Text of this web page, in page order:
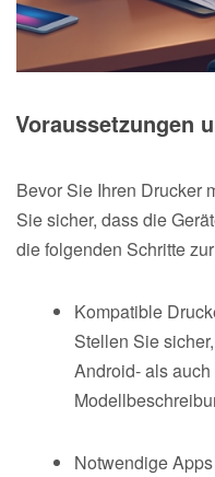
Voraussetzungen
Bevor Sie Ihren Drucker
Sie sicher, dass die
die folgenden Schritte
Kompatible
Stellen Sie
Android- als
Notwendige